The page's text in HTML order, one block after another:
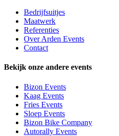
Bedrijfsuitjes
Maatwerk
Referenties
Over Arden Events
Contact
Bekijk onze andere events
Bizon Events
Kaag Events
Fries Events
Sloep Events
Bizon Bike Company
Autorally Events